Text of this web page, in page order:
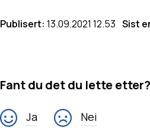
Publisert 13.09.2021 12.53 Sist
Fant du det du lette etter?
Ja Nei